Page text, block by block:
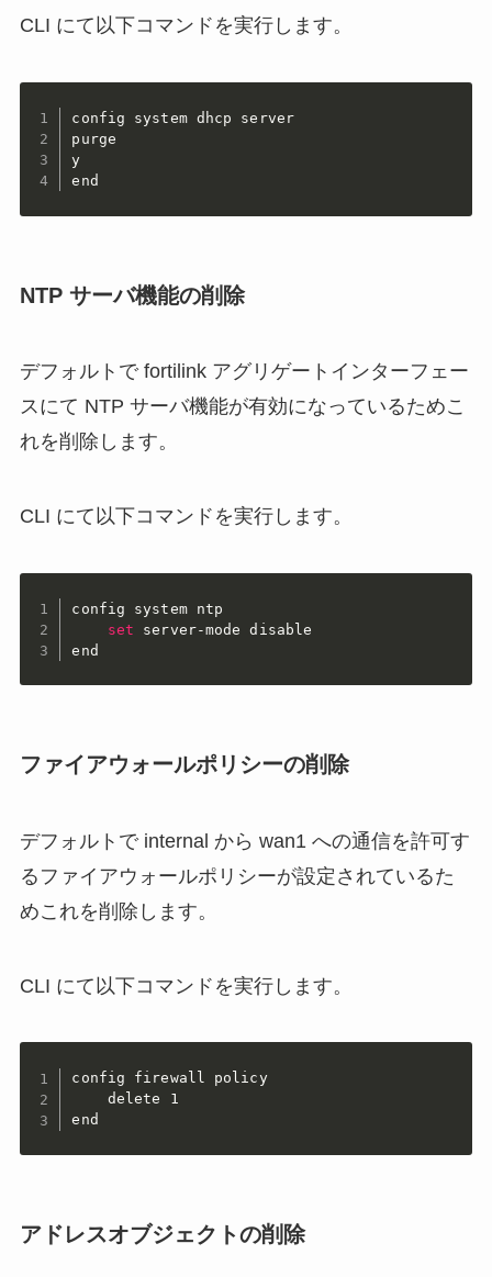
CLI にて以下コマンドを実行します。
config system dhcp server
purge
y
end
NTP サーバ機能の削除
デフォルトで fortilink アグリゲートインターフェー
スにて NTP サーバ機能が有効になっているためこ
れを削除します。
CLI にて以下コマンドを実行します。
config system ntp
set server-mode disable
end
ファイアウォールポリシーの削除
デフォルトで internal から wan1 への通信を許可す
るファイアウォールポリシーが設定されているた
めこれを削除します。
CLI にて以下コマンドを実行します。
config firewall policy
    delete 1
end
アドレスオブジェクトの削除